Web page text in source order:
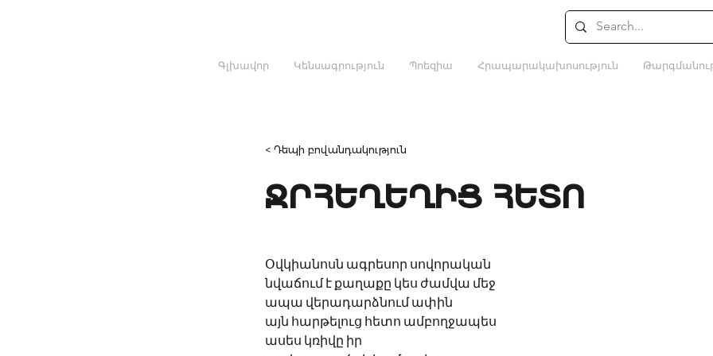
Գլխավոր Կենսագրություն Պոեզիա Հրապարակախոսություն
< Դեպի բովանդակություն
ՋՐՀԵՂԵՂԻՑ ՀԵՏՈ
Օվկիանոսն ագրեսոր սովորական
նվաճում է քաղաքը կես ժամվա մեջ
ապա վերադարձնում ափին
այն հարթելուց հետո ամբողջապես
ասես կռիվը իր